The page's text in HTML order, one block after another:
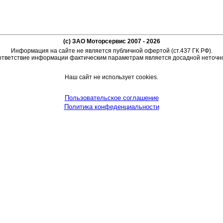
(c) ЗАО Моторсервис 2007 - 2026
Информация на сайте не является публичной офертой (ст.437 ГК РФ).
информации фактическим параметрам является досадной
Наш сайт не использует cookies.
Пользовательское соглашение
Политика конфеденциальности